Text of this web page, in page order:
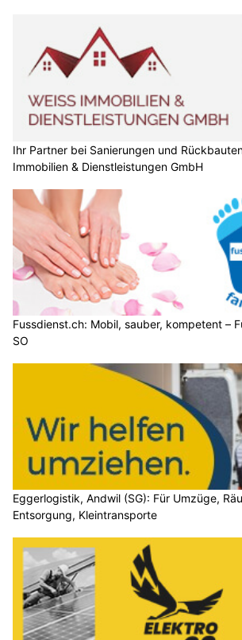
Ihr Partner bei Sanierungen und
Immobilien & Dienstleistungen GmbH
Fussdienst.ch: Mobil, sauber, kompetent –
SO
Eggerlogistik, Andwil (SG): Für Umzüge,
Entsorgung, Kleintransporte